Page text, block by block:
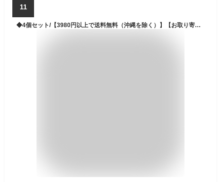
11
◆4個セット/【3980円以上で送料無料（沖縄を除く）】【お取り寄せ対象品】niwaQ 重曹 泡のバスクリーナー 本体 500ml [丹羽久]